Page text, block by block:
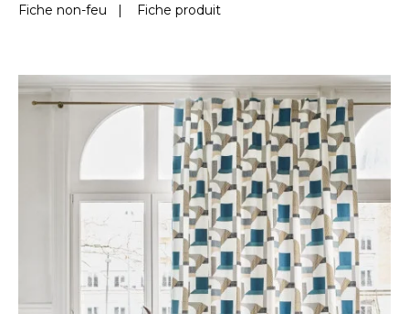
Fiche non-feu | Fiche produit